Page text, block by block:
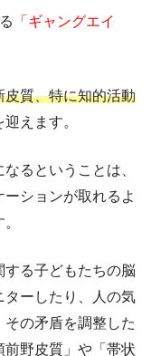
「ギャングエイ
皮質、特に知的活動
迎えます。
るということは、
ションが取れるよ
する子どもたちの脳
ターしたり、人の気
の矛盾を調整した
前野皮質」や「帯状